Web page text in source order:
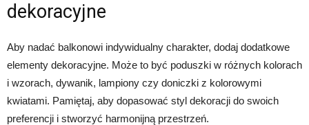
dekoracyjne
Aby nadać balkonowi indywidualny charakter, dodaj dodatkowe
elementy dekoracyjne. Może to być poduszki w różnych kolorach
i wzorach, dywanik, lampiony czy doniczki z kolorowymi
kwiatami. Pamiętaj, aby dopasować styl dekoracji do swoich
preferencji i stworzyć harmonijną przestrzeń.